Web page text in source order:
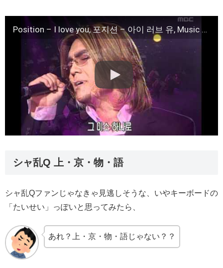
Position – I love you, 포지션 – 아이 러브 유, Music Camp 20010224
シャ乱Q 上・京・物・語
シャ乱Qファンじゃなきゃ見逃しそうな、いやキーボードの
「たいせい」っぽいと思ってみたら、
あれ？上・京・物・語じゃない？？